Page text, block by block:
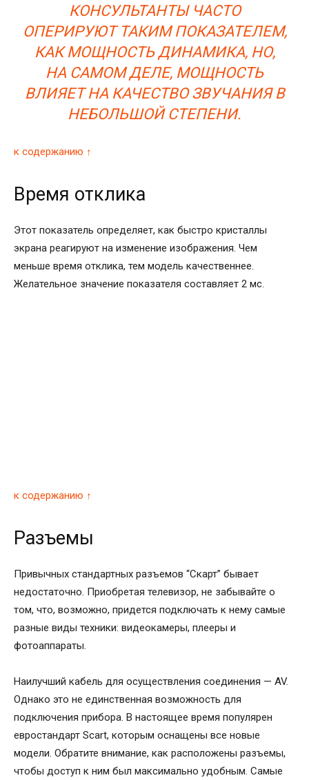
КОНСУЛЬТАНТЫ ЧАСТО
ОПЕРИРУЮТ ТАКИМ ПОКАЗАТЕЛЕМ,
КАК МОЩНОСТЬ ДИНАМИКА, НО,
НА САМОМ ДЕЛЕ, МОЩНОСТЬ
ВЛИЯЕТ НА КАЧЕСТВО ЗВУЧАНИЯ В
НЕБОЛЬШОЙ СТЕПЕНИ.
к содержанию ↑
Время отклика
Этот показатель определяет, как быстро кристаллы
экрана реагируют на изменение изображения. Чем
меньше время отклика, тем модель качественнее.
Желательное значение показателя составляет 2 мс.
к содержанию ↑
Разъемы
Привычных стандартных разъемов “Скарт” бывает
недостаточно. Приобретая телевизор, не забывайте о
том, что, возможно, придется подключать к нему самые
разные виды техники: видеокамеры, плееры и
фотоаппараты.
Наилучший кабель для осуществления соединения — AV.
Однако это не единственная возможность для
подключения прибора. В настоящее время популярен
евростандарт Scart, которым оснащены все новые
модели. Обратите внимание, как расположены разъемы,
чтобы доступ к ним был максимально удобным. Самые